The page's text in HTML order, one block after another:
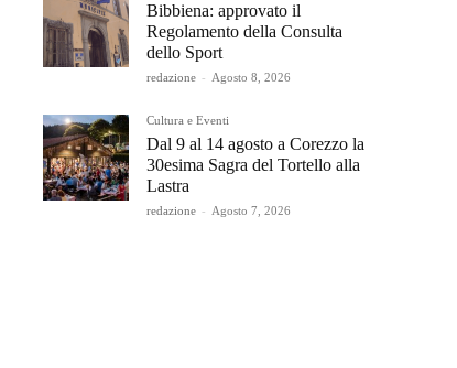
Bibbiena: approvato il
Regolamento della Consulta
dello Sport
redazione - Agosto 8, 2026
Cultura e Eventi
Dal 9 al 14 agosto a Corezzo la
30esima Sagra del Tortello alla
Lastra
redazione - Agosto 7, 2026